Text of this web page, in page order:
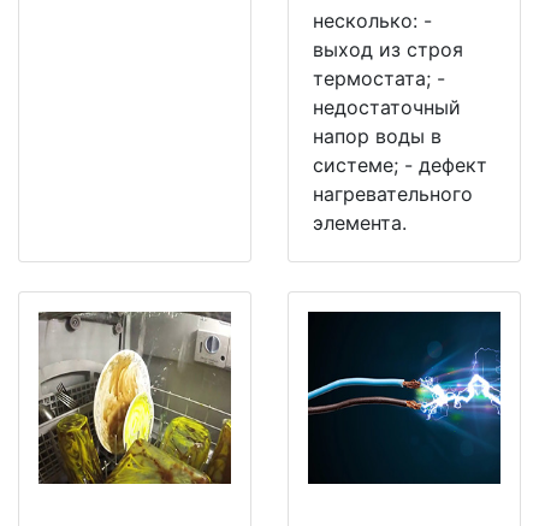
несколько: -
выход из строя
термостата; -
недостаточный
напор воды в
системе; - дефект
нагревательного
элемента.